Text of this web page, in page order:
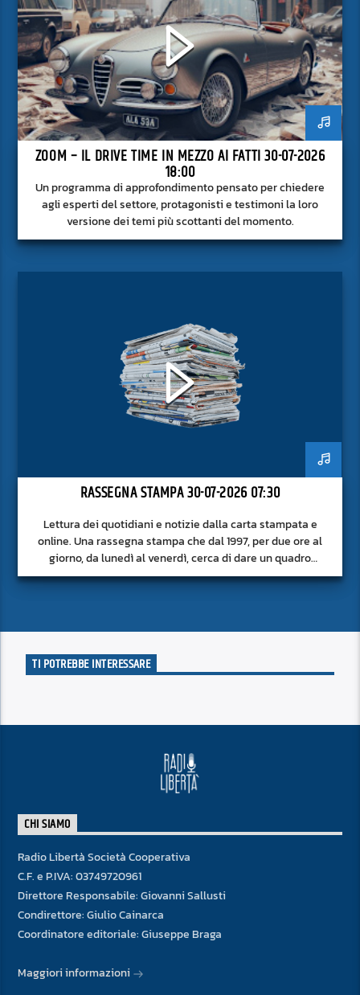
ZOOM – IL DRIVE TIME IN MEZZO AI FATTI 30-07-2026
18:00
Un programma di approfondimento pensato per chiedere
agli esperti del settore, protagonisti e testimoni la loro
versione dei temi più scottanti del momento.
RASSEGNA STAMPA 30-07-2026 07:30
Lettura dei quotidiani e notizie dalla carta stampata e
online. Una rassegna stampa che dal 1997, per due ore al
giorno, da lunedì al venerdì, cerca di dare un quadro
approfondito delle notizie del giorno, senza fermarsi alla
TI POTREBBE INTERESSARE
CHI SIAMO
Radio Libertà Società Cooperativa
C.F. e P.IVA: 03749720961
Direttore Responsabile: Giovanni Sallusti
Condirettore: Giulio Cainarca
Coordinatore editoriale: Giuseppe Braga
Maggiori informazioni